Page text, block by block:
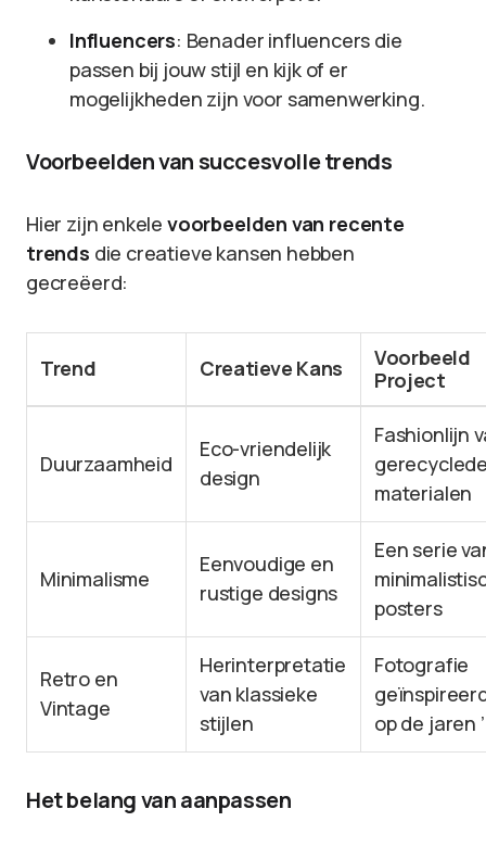
Influencers: Benader influencers die
passen bij jouw stijl en kijk of er
mogelijkheden zijn voor samenwerking.
Voorbeelden van succesvolle trends
Hier zijn enkele voorbeelden van recente
trends die creatieve kansen hebben
gecreëerd:
Trend Creatieve Kans
Voorbeeld
Project
Duurzaamheid
Eco-vriendelijk
design
Fashionlijn
materialen
Minimalisme
Eenvoudige en
rustige designs
Een serie
posters
Retro en
Vintage
Herinterpretatie
van klassieke
stijlen
Fotografie
op de jaren
Het belang van aanpassen